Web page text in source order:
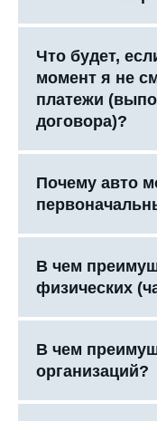
Что будет,
момент я не
платежи
договора)?
Почему авто
В чем
физических
В чем
организаций?